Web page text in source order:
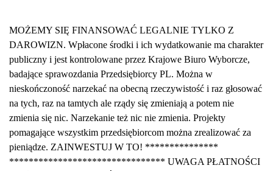
MOŻEMY SIĘ FINANSOWAĆ LEGALNIE TYLKO Z
DAROWIZN. Wpłacone środki i ich wydatkowanie ma charakter
publiczny i jest kontrolowane przez Krajowe Biuro Wyborcze,
badające sprawozdania Przedsiębiorcy PL. Można w
nieskończoność narzekać na obecną rzeczywistość i raz głosować
na tych, raz na tamtych ale rządy się zmieniają a potem nie
zmienia się nic. Narzekanie też nic nie zmienia. Projekty
pomagające wszystkim przedsiębiorcom można zrealizować za
pieniądze. ZAINWESTUJ W TO! ***************
******************************** UWAGA PŁATNOŚCI